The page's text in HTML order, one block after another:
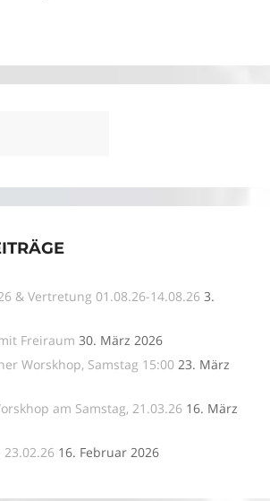
& Vertretung 01.08.26-14.08.26 3.
Freiraum 30. März 2026
Worskhop, Samstag 15:00 23. März
am Samstag, 21.03.26 16. März
16. Februar 2026